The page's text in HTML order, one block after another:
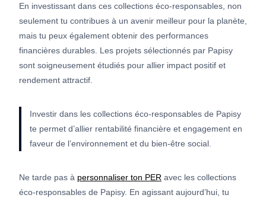
En investissant dans ces collections éco-responsables, non
seulement tu contribues à un avenir meilleur pour la planète,
mais tu peux également obtenir des performances
financières durables. Les projets sélectionnés par Papisy
sont soigneusement étudiés pour allier impact positif et
rendement attractif.
Investir dans les collections éco-responsables de Papisy
te permet d’allier rentabilité financière et engagement en
faveur de l’environnement et du bien-être social.
Ne tarde pas à personnaliser ton PER avec les collections
éco-responsables de Papisy. En agissant aujourd’hui, tu